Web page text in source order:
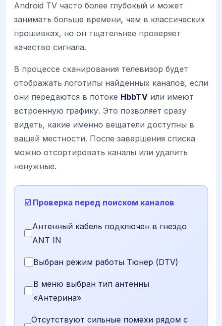
Android TV часто более глубокый и может
занимать больше времени, чем в классических
прошивках, но он тщательнее проверяет
качество сигнала.
В процессе сканирования телевизор будет
отображать логотипы найденных каналов, если
они передаются в потоке HbbTV или имеют
встроенную графику. Это позволяет сразу
видеть, какие именно вещатели доступны в
вашей местности. После завершения списка
можно отсортировать каналы или удалить
ненужные.
☑️ Проверка перед поиском каналов
Антенный кабель подключен в гнездо
ANT IN
Выбран режим работы Тюнер (DTV)
В меню выбран тип антенны
«Антерина»
Отсутствуют сильные помехи рядом с